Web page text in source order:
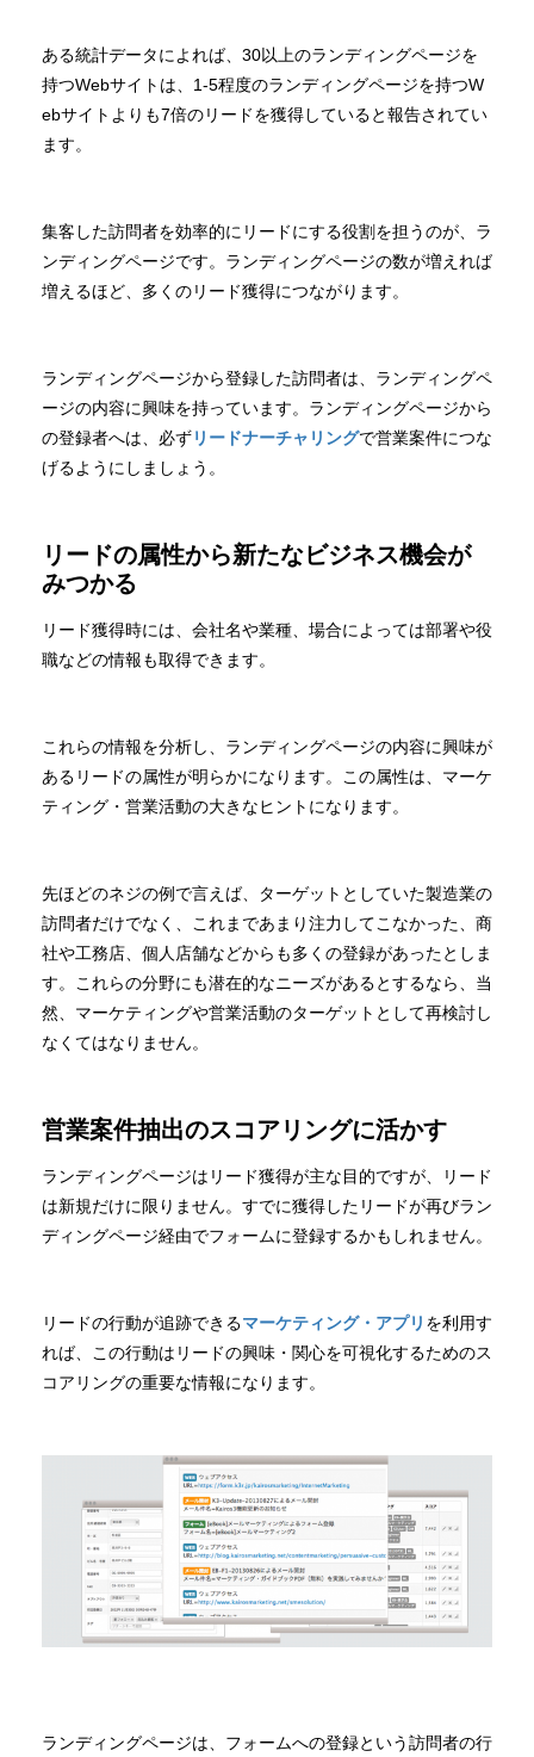
ある統計データによれば、30以上のランディングページを
持つWebサイトは、1-5程度のランディングページを持つW
ebサイトよりも7倍のリードを獲得していると報告されてい
ます。
集客した訪問者を効率的にリードにする役割を担うのが、ラ
ンディングページです。ランディングページの数が増えれば
増えるほど、多くのリード獲得につながります。
ランディングページから登録した訪問者は、ランディングペ
ージの内容に興味を持っています。ランディングページから
の登録者へは、必ずリードナーチャリングで営業案件につな
げるようにしましょう。
リードの属性から新たなビジネス機会が
みつかる
リード獲得時には、会社名や業種、場合によっては部署や役
職などの情報も取得できます。
これらの情報を分析し、ランディングページの内容に興味が
あるリードの属性が明らかになります。この属性は、マーケ
ティング・営業活動の大きなヒントになります。
先ほどのネジの例で言えば、ターゲットとしていた製造業の
訪問者だけでなく、これまであまり注力してこなかった、商
社や工務店、個人店舗などからも多くの登録があったとしま
す。これらの分野にも潜在的なニーズがあるとするなら、当
然、マーケティングや営業活動のターゲットとして再検討し
なくてはなりません。
営業案件抽出のスコアリングに活かす
ランディングページはリード獲得が主な目的ですが、リード
は新規だけに限りません。すでに獲得したリードが再びラン
ディングページ経由でフォームに登録するかもしれません。
リードの行動が追跡できるマーケティング・アプリ を利用す
れば、この行動はリードの興味・関心を可視化するためのス
コアリングの重要な情報になります。
ランディングページは、フォームへの登録という訪問者の行